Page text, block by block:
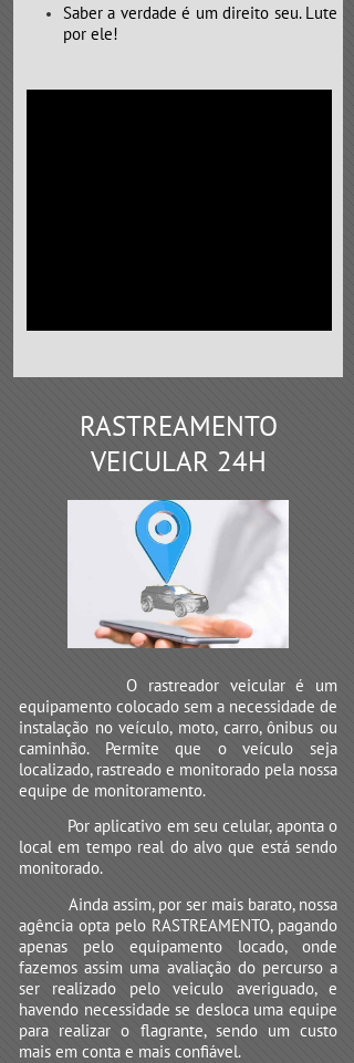
Saber a verdade é um direito seu. Lute
por ele!
RASTREAMENTO
VEICULAR 24H
O rastreador veicular é um
equipamento colocado sem a necessidade de
instalação no veículo, moto, carro, ônibus ou
caminhão. Permite que o veículo seja
localizado, rastreado e monitorado pela nossa
equipe de monitoramento.
Por aplicativo em seu celular, aponta o
local em tempo real do alvo que está sendo
monitorado.
Ainda assim, por ser mais barato, nossa
agência opta pelo RASTREAMENTO, pagando
apenas pelo equipamento locado, onde
fazemos assim uma avaliação do percurso a
ser realizado pelo veiculo averiguado, e
havendo necessidade se desloca uma equipe
para realizar o flagrante, sendo um custo
mais em conta e mais confiável.